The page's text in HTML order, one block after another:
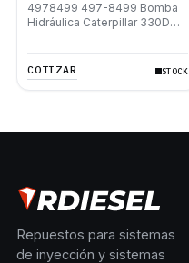
4978499 497-8499 Bomba
Hidráulica Caterpillar 330D
COTIZAR
STOCK
Repuestos para sistemas
de inyección y sistemas